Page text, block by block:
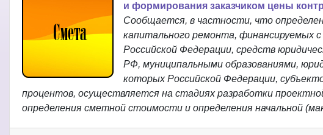
и формирования заказчиком цены
Сообщается, в частности, что
капитального ремонта, финансируемых
Российской Федерации, средств
РФ, муниципальными образованиями,
которых Российской Федерации,
процентов, осуществляется на стадиях разработки
определения сметной стоимости и определения начальной